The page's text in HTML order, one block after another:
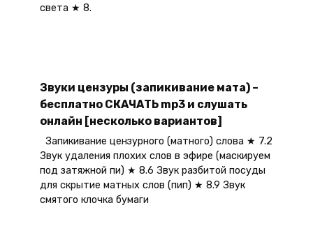
света ★ 8.
Звуки цензуры (запикивание мата) –
бесплатно СКАЧАТЬ mp3 и слушать
онлайн [несколько вариантов]
Запикивание цензурного (матного) слова ★ 7.2
Звук удаления плохих слов в эфире (маскируем
под затяжной пи) ★ 8.6 Звук разбитой посуды
для скрытие матных слов (пип) ★ 8.9 Звук
смятого клочка бумаги